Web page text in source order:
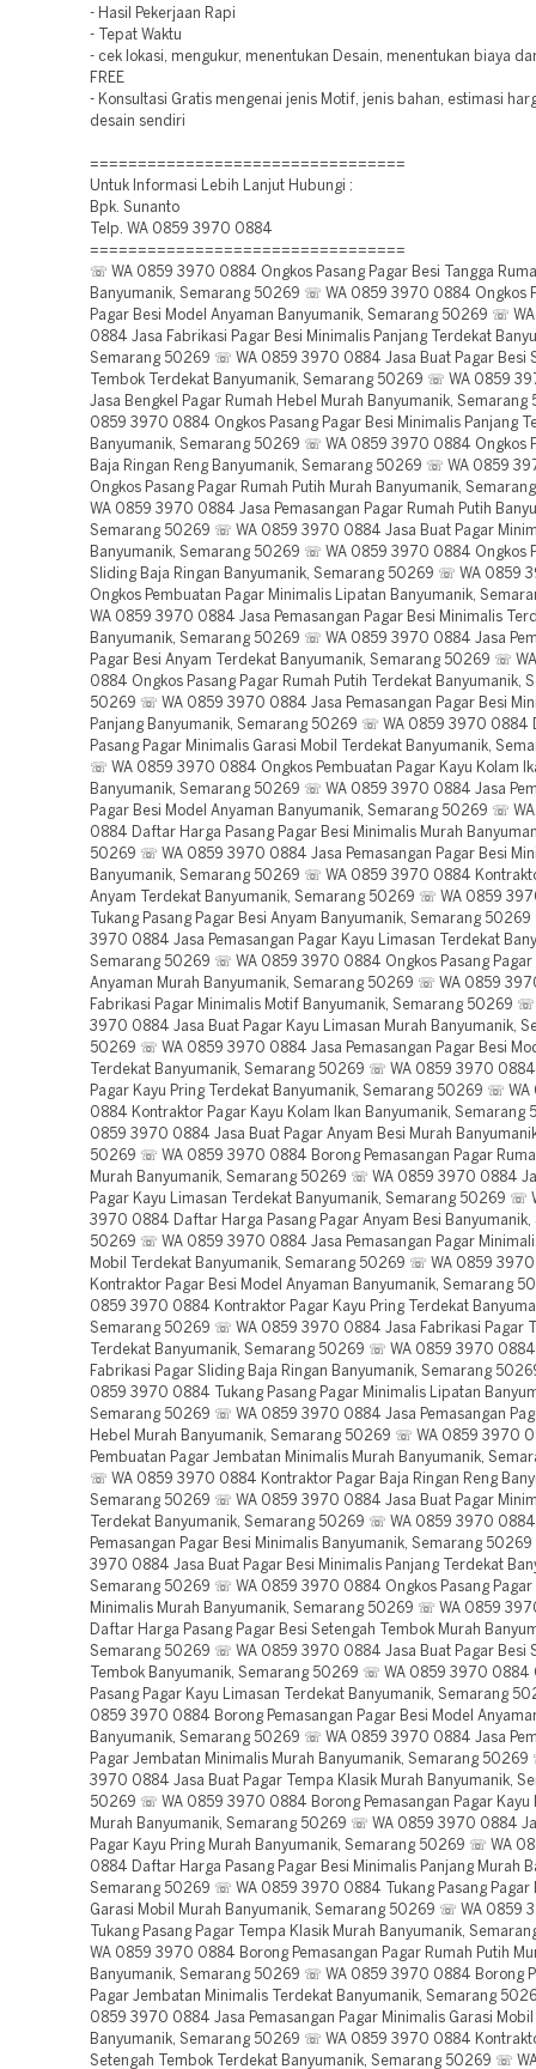
- Hasil Pekerjaan Rapi
- Tepat Waktu
- cek lokasi, mengukur, menentukan Desain, menentukan biaya
FREE
- Konsultasi Gratis mengenai jenis Motif, jenis bahan, estimasi
desain sendiri
=================================
Untuk Informasi Lebih Lanjut Hubungi :
Bpk. Sunanto
Telp. WA 0859 3970 0884
=================================
☏ WA 0859 3970 0884 Ongkos Pasang Pagar Besi Tangga
Banyumanik, Semarang 50269 ☏ WA 0859 3970 0884 Ongkos
Pagar Besi Model Anyaman Banyumanik, Semarang 50269 ☏
0884 Jasa Fabrikasi Pagar Besi Minimalis Panjang Terdekat
Semarang 50269 ☏ WA 0859 3970 0884 Jasa Buat Pagar Besi
Tembok Terdekat Banyumanik, Semarang 50269 ☏ WA 0859
Jasa Bengkel Pagar Rumah Hebel Murah Banyumanik,
0859 3970 0884 Ongkos Pasang Pagar Besi Minimalis Panjang
Banyumanik, Semarang 50269 ☏ WA 0859 3970 0884 Ongkos
Baja Ringan Reng Banyumanik, Semarang 50269 ☏ WA 0859
Ongkos Pasang Pagar Rumah Putih Murah Banyumanik,
WA 0859 3970 0884 Jasa Pemasangan Pagar Rumah Putih
Semarang 50269 ☏ WA 0859 3970 0884 Jasa Buat Pagar
Banyumanik, Semarang 50269 ☏ WA 0859 3970 0884 Ongkos
Sliding Baja Ringan Banyumanik, Semarang 50269 ☏ WA 0859
Ongkos Pembuatan Pagar Minimalis Lipatan Banyumanik,
WA 0859 3970 0884 Jasa Pemasangan Pagar Besi Minimalis
Banyumanik, Semarang 50269 ☏ WA 0859 3970 0884 Jasa
Pagar Besi Anyam Terdekat Banyumanik, Semarang 50269 ☏
0884 Ongkos Pasang Pagar Rumah Putih Terdekat Banyumanik,
50269 ☏ WA 0859 3970 0884 Jasa Pemasangan Pagar Besi
Panjang Banyumanik, Semarang 50269 ☏ WA 0859 3970 0884
Pasang Pagar Minimalis Garasi Mobil Terdekat Banyumanik,
☏ WA 0859 3970 0884 Ongkos Pembuatan Pagar Kayu Kolam
Banyumanik, Semarang 50269 ☏ WA 0859 3970 0884 Jasa
Pagar Besi Model Anyaman Banyumanik, Semarang 50269 ☏
0884 Daftar Harga Pasang Pagar Besi Minimalis Murah
50269 ☏ WA 0859 3970 0884 Jasa Pemasangan Pagar Besi
Banyumanik, Semarang 50269 ☏ WA 0859 3970 0884
Anyam Terdekat Banyumanik, Semarang 50269 ☏ WA 0859
Tukang Pasang Pagar Besi Anyam Banyumanik, Semarang
3970 0884 Jasa Pemasangan Pagar Kayu Limasan Terdekat
Semarang 50269 ☏ WA 0859 3970 0884 Ongkos Pasang Pagar
Anyaman Murah Banyumanik, Semarang 50269 ☏ WA 0859
Fabrikasi Pagar Minimalis Motif Banyumanik, Semarang 50269
3970 0884 Jasa Buat Pagar Kayu Limasan Murah Banyumanik,
50269 ☏ WA 0859 3970 0884 Jasa Pemasangan Pagar Besi
Terdekat Banyumanik, Semarang 50269 ☏ WA 0859 3970 0884
Pagar Kayu Pring Terdekat Banyumanik, Semarang 50269 ☏
0884 Kontraktor Pagar Kayu Kolam Ikan Banyumanik,
0859 3970 0884 Jasa Buat Pagar Anyam Besi Murah
50269 ☏ WA 0859 3970 0884 Borong Pemasangan Pagar
Murah Banyumanik, Semarang 50269 ☏ WA 0859 3970 0884
Pagar Kayu Limasan Terdekat Banyumanik, Semarang 50269 ☏
3970 0884 Daftar Harga Pasang Pagar Anyam Besi Banyumanik,
50269 ☏ WA 0859 3970 0884 Jasa Pemasangan Pagar
Mobil Terdekat Banyumanik, Semarang 50269 ☏ WA 0859
Kontraktor Pagar Besi Model Anyaman Banyumanik, Semarang
0859 3970 0884 Kontraktor Pagar Kayu Pring Terdekat
Semarang 50269 ☏ WA 0859 3970 0884 Jasa Fabrikasi Pagar
Terdekat Banyumanik, Semarang 50269 ☏ WA 0859 3970 0884
Fabrikasi Pagar Sliding Baja Ringan Banyumanik, Semarang
0859 3970 0884 Tukang Pasang Pagar Minimalis Lipatan
Semarang 50269 ☏ WA 0859 3970 0884 Jasa Pemasangan
Hebel Murah Banyumanik, Semarang 50269 ☏ WA 0859 3970
Pembuatan Pagar Jembatan Minimalis Murah Banyumanik,
☏ WA 0859 3970 0884 Kontraktor Pagar Baja Ringan Reng
Semarang 50269 ☏ WA 0859 3970 0884 Jasa Buat Pagar
Terdekat Banyumanik, Semarang 50269 ☏ WA 0859 3970
Pemasangan Pagar Besi Minimalis Banyumanik, Semarang
3970 0884 Jasa Buat Pagar Besi Minimalis Panjang Terdekat
Semarang 50269 ☏ WA 0859 3970 0884 Ongkos Pasang Pagar
Minimalis Murah Banyumanik, Semarang 50269 ☏ WA 0859
Daftar Harga Pasang Pagar Besi Setengah Tembok Murah
Semarang 50269 ☏ WA 0859 3970 0884 Jasa Buat Pagar Besi
Tembok Banyumanik, Semarang 50269 ☏ WA 0859 3970 0884
Pasang Pagar Kayu Limasan Terdekat Banyumanik, Semarang
0859 3970 0884 Borong Pemasangan Pagar Besi Model
Banyumanik, Semarang 50269 ☏ WA 0859 3970 0884 Jasa
Pagar Jembatan Minimalis Murah Banyumanik, Semarang
3970 0884 Jasa Buat Pagar Tempa Klasik Murah Banyumanik,
50269 ☏ WA 0859 3970 0884 Borong Pemasangan Pagar Kayu
Murah Banyumanik, Semarang 50269 ☏ WA 0859 3970 0884
Pagar Kayu Pring Murah Banyumanik, Semarang 50269 ☏ WA
0884 Daftar Harga Pasang Pagar Besi Minimalis Panjang Murah
Semarang 50269 ☏ WA 0859 3970 0884 Tukang Pasang Pagar
Garasi Mobil Murah Banyumanik, Semarang 50269 ☏ WA 0859
Tukang Pasang Pagar Tempa Klasik Murah Banyumanik,
WA 0859 3970 0884 Borong Pemasangan Pagar Rumah Putih
Banyumanik, Semarang 50269 ☏ WA 0859 3970 0884 Borong
Pagar Jembatan Minimalis Terdekat Banyumanik, Semarang
0859 3970 0884 Jasa Pemasangan Pagar Minimalis Garasi Mobil
Banyumanik, Semarang 50269 ☏ WA 0859 3970 0884
Setengah Tembok Terdekat Banyumanik, Semarang 50269 ☏